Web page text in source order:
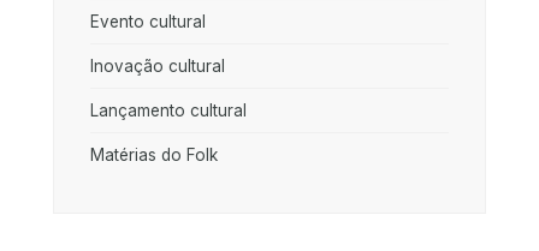
Evento cultural
Inovação cultural
Lançamento cultural
Matérias do Folk